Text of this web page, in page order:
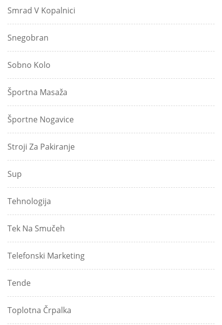
Smrad V Kopalnici
Snegobran
Sobno Kolo
Športna Masaža
Športne Nogavice
Stroji Za Pakiranje
Sup
Tehnologija
Tek Na Smučeh
Telefonski Marketing
Tende
Toplotna Črpalka